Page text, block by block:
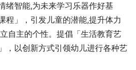
绪智能,为未来学习乐器作好基
程」，引发儿童的潜能,提升体力
自主的个性。提倡「生活教育艺
，以创新方式引领幼儿进行各种艺